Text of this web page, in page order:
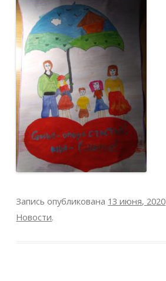
Запись опубликована 13 июня, 2020
Новости.